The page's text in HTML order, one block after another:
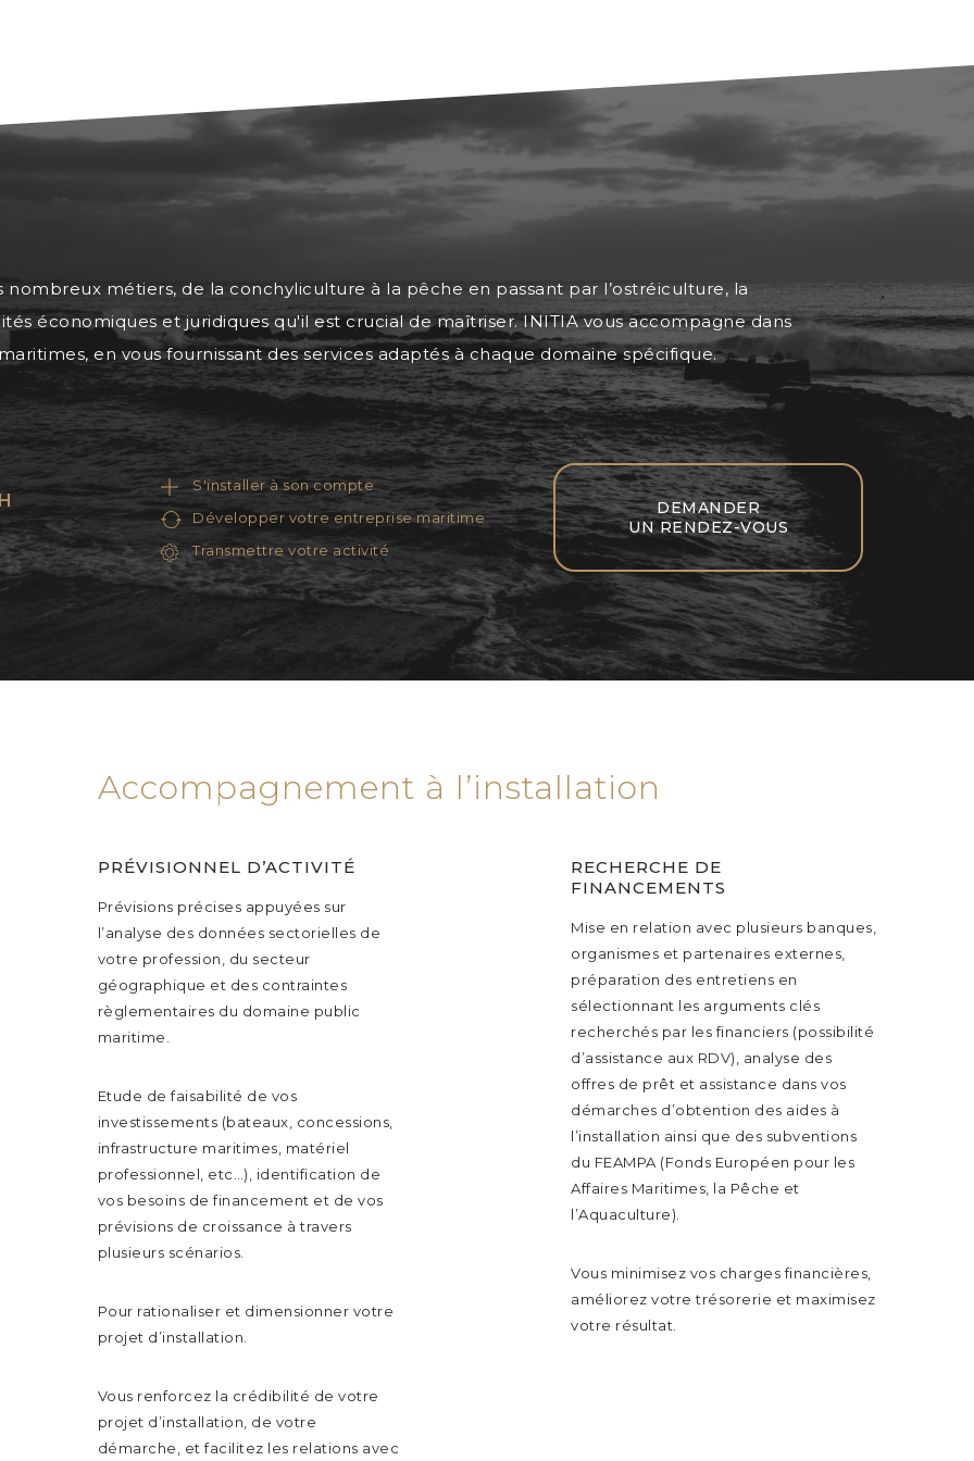
nombreux métiers, de la conchyliculture à la pêche en passant par l’ostréiculture, la
économiques et juridiques qu'il est crucial de maîtriser. INITIA vous accompagne dans
en vous fournissant des services adaptés à chaque domaine spécifique.
S'installer à son compte
Développer votre entreprise maritime
Transmettre votre activité
DEMANDER
UN RENDEZ-VOUS
Accompagnement à l’installation
PRÉVISIONNEL D’ACTIVITÉ
Prévisions précises appuyées sur
l’analyse des données sectorielles de
votre profession, du secteur
géographique et des contraintes
règlementaires du domaine public
maritime.
Etude de faisabilité de vos
investissements (bateaux, concessions,
infrastructure maritimes, matériel
professionnel, etc…), identification de
vos besoins de financement et de vos
prévisions de croissance à travers
plusieurs scénarios.
Pour rationaliser et dimensionner votre
projet d’installation.
Vous renforcez la crédibilité de votre
projet d’installation, de votre
démarche, et facilitez les relations avec
RECHERCHE DE
FINANCEMENTS
Mise en relation avec plusieurs banques,
organismes et partenaires externes,
préparation des entretiens en
sélectionnant les arguments clés
recherchés par les financiers (possibilité
d’assistance aux RDV), analyse des
offres de prêt et assistance dans vos
démarches d’obtention des aides à
l’installation ainsi que des subventions
du FEAMPA (Fonds Européen pour les
Affaires Maritimes, la Pêche et
l’Aquaculture).
Vous minimisez vos charges financières,
améliorez votre trésorerie et maximisez
votre résultat.